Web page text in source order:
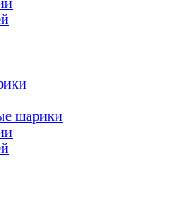
шарики